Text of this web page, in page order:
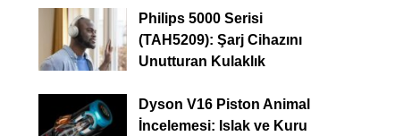
Philips 5000 Serisi
(TAH5209): Şarj Cihazını
Unutturan Kulaklık
Dyson V16 Piston Animal
İncelemesi: Islak ve Kuru